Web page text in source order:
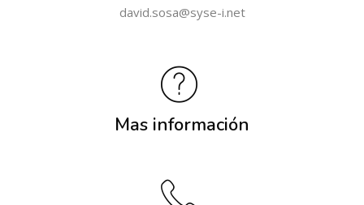
david.sosa@syse-i.net
Mas información